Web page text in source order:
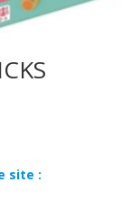
site :